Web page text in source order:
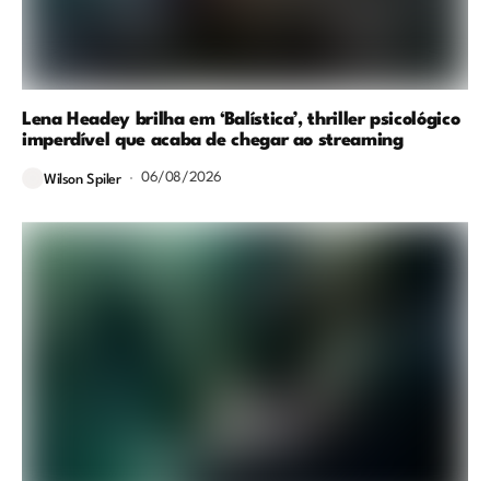
Lena Headey brilha em ‘Balística’, thriller psicológico
imperdível que acaba de chegar ao streaming
Wilson Spiler 06/08/2026